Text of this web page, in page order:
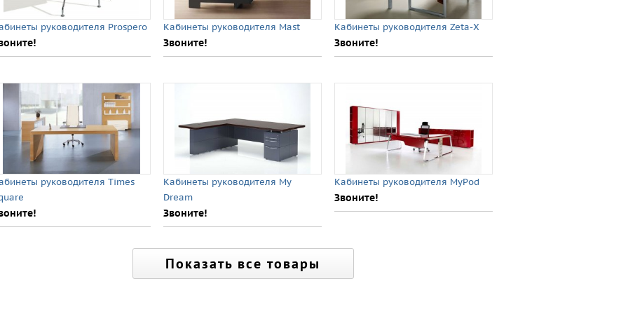
руководителя Prospero Кабинеты руководителя Mast
Звоните!
Кабинеты руководителя Zeta-X
Звоните!
руководителя Times
Кабинеты руководителя My
Dream
Звоните!
Кабинеты руководителя MyPod
Звоните!
Показать все товары